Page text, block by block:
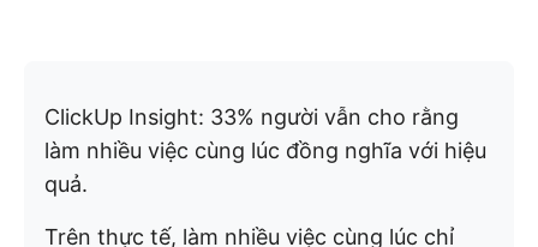
ClickUp Insight: 33% người vẫn cho rằng
làm nhiều việc cùng lúc đồng nghĩa với hiệu
quả.
Trên thực tế, làm nhiều việc cùng lúc chỉ